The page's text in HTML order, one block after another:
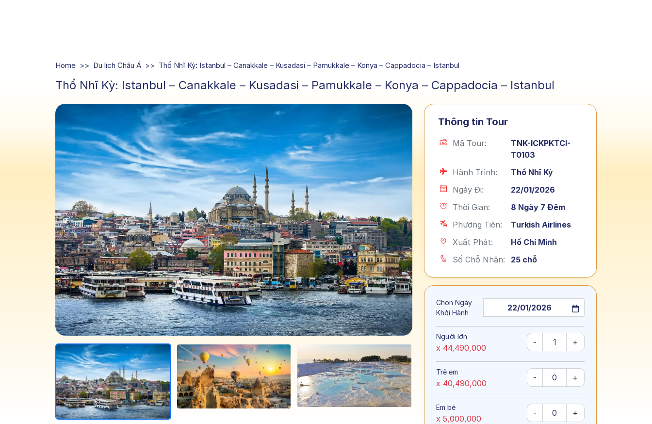
Home Du lịch Châu Á Thổ Nhĩ Kỳ: Istanbul – Canakkale – Kusadasi – Pamukkale – Konya – Cappadocia – Istanbul
Thổ Nhĩ Kỳ: Istanbul – Canakkale – Kusadasi – Pamukkale – Konya – Cappadocia – Istanbul
Thông tin Tour
Mã Tour:
TNK-ICKPKTCI-
T0103
Hành Trình:
Thổ Nhĩ Kỳ
Ngày Đi:
22/01/2026
Thời Gian:
8 Ngày 7 Đêm
Phương Tiện:
Turkish Airlines
Xuất Phát:
Hồ Chí Minh
Số Chỗ Nhận:
25 chỗ
Chọn Ngày
Khởi Hành
Người lớn
x 44,490,000
- +
Trẻ em
x 40,490,000
- +
Em bé
x 5,000,000
- +